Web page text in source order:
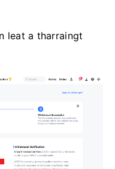
leat a tharraingt